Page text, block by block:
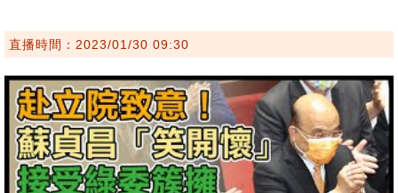
直播時間：2023/01/30 09:30